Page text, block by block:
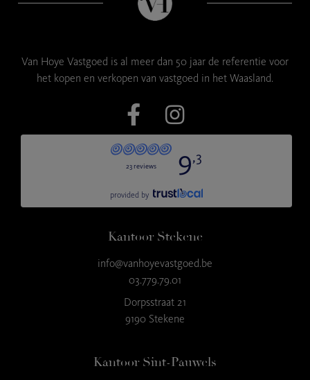
Van Hoye Vastgoed is al meer dan 50 jaar de referentie voor
het kopen en verkopen van vastgoed in het Waasland.
Kantoor Stekene
info@vanhoyevastgoed.be
03.779.79.01
Dorpsstraat 21
9190 Stekene
Kantoor Sint-Pauwels